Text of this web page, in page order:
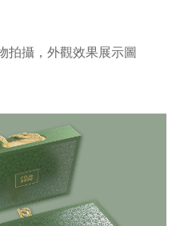
拍攝，外觀效果展示圖